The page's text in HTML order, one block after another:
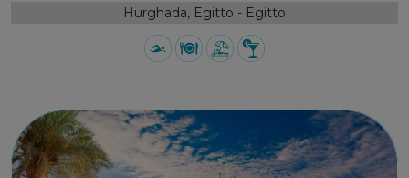
Hurghada, Egitto - Egitto